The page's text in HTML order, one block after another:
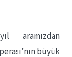
aramızdan
büyük